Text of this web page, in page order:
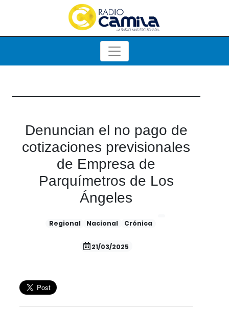
Denuncian el no pago de
cotizaciones previsionales
de Empresa de
Parquímetros de Los
Ángeles
Regional Nacional Crónica
21/03/2025